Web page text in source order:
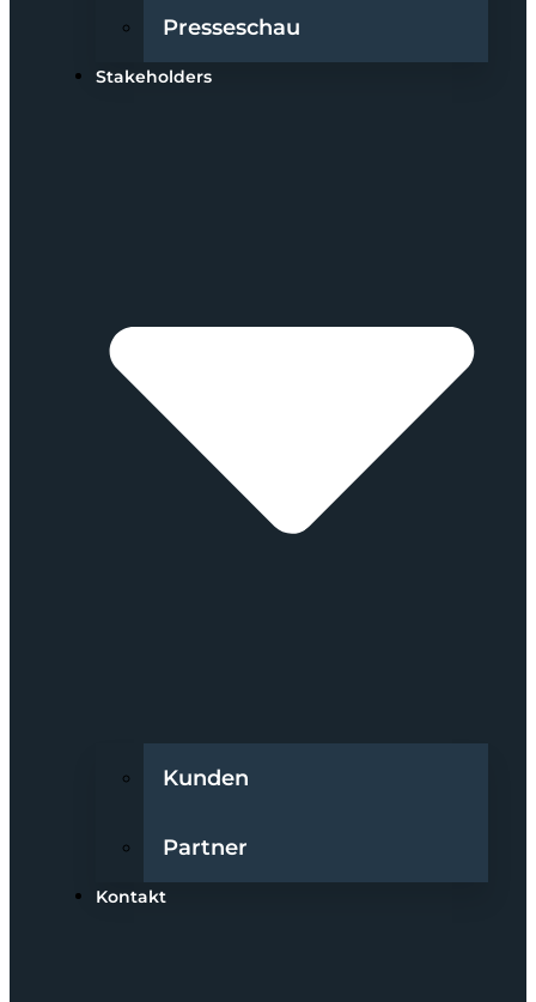
Presseschau
Stakeholders
Kunden
Partner
Kontakt